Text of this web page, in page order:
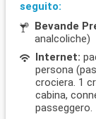
seguito:
Bevande
analcoliche)
Internet:
persona
crociera. 1
cabina,
passeggero.